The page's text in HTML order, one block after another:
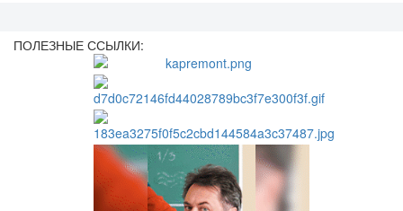
ПОЛЕЗНЫЕ ССЫЛКИ: